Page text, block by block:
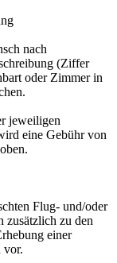
nach
(Ziffer
oder Zimmer in
jeweiligen
eine Gebühr von
Flug- und/oder
zusätzlich zu den
einer
vor.